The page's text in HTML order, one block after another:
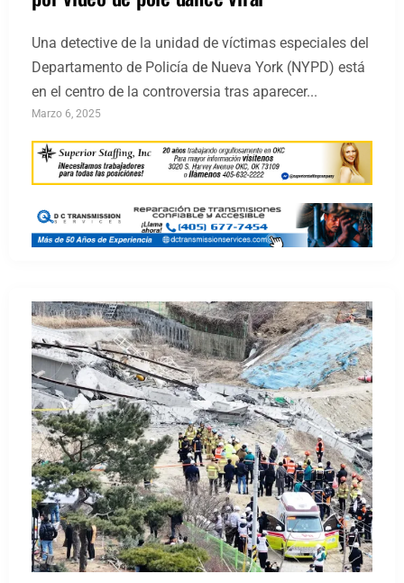
Una detective de la unidad de víctimas especiales del
Departamento de Policía de Nueva York (NYPD) está
en el centro de la controversia tras aparecer...
Marzo 6, 2025